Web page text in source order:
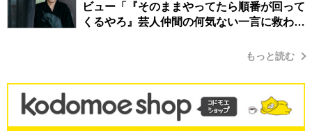
ビュー「『そのままやってたら順番が回って
くるやろ』芸人仲間の何気ない一言に救われ
もっと読む